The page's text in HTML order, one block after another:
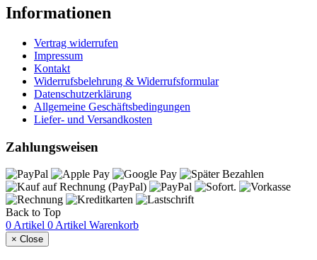
Informationen
Vertrag widerrufen
Impressum
Kontakt
Widerrufsbelehrung & Widerrufsformular
Datenschutzerklärung
Allgemeine Geschäftsbedingungen
Liefer- und Versandkosten
Zahlungsweisen
Back to Top
0 Artikel 0 Artikel Warenkorb
× Close